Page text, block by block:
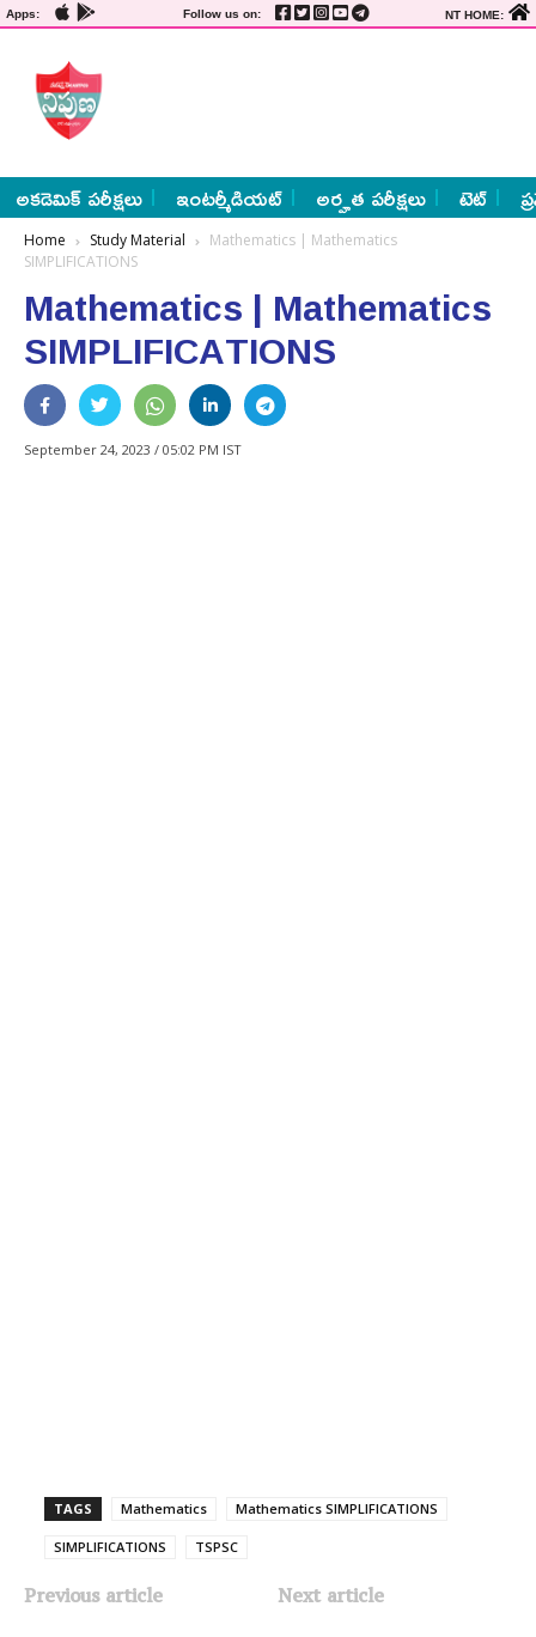
Apps: Follow us on: NT HOME:
అకడెమిక్ పరీక్షలు ఇంటర్మీడియట్ అర్హత పరీక్షలు టెట్
Home Study Material
Mathematics | Mathematics
SIMPLIFICATIONS
Mathematics | Mathematics
SIMPLIFICATIONS
September 24, 2023 / 05:02 PM IST
TAGS Mathematics Mathematics SIMPLIFICATIONS
SIMPLIFICATIONS TSPSC
Previous article
Next article